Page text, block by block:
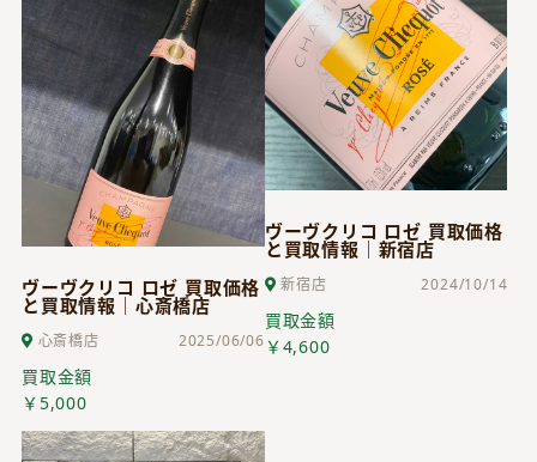
ヴーヴクリコ ロゼ 買取価格
と買取情報｜心斎橋店
心斎橋店 2025/06/06
買取金額
￥5,000
ヴーヴクリコ ロゼ 買取価格
と買取情報｜新宿店
新宿店 2024/10/14
買取金額
￥4,600